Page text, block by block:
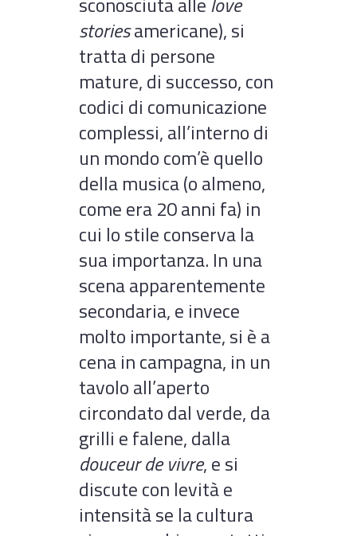
storiesamericane), si
tratta di persone
mature, di successo, con
codici di comunicazione
complessi, all’interno di
un mondo com’è quello
della musica (o almeno,
come era 20 anni fa) in
cui lo stile conserva la
sua importanza. In una
scena apparentemente
secondaria, e invece
molto importante, si è a
cena in campagna, in un
tavolo all’aperto
circondato dal verde, da
grilli e falene, dalla
douceur de vivre, e si
discute con levità e
intensità se la cultura